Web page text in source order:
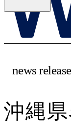
news release
沖縄